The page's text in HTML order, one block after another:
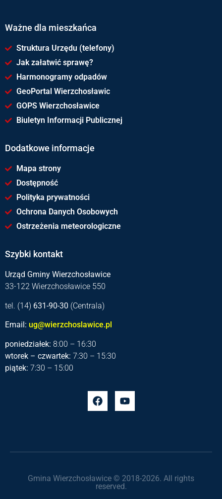
Ważne dla mieszkańca
Struktura Urzędu (telefony)
Jak załatwić sprawę?
Harmonogramy odpadów
GeoPortal Wierzchosławic
GOPS Wierzchosławice
Biuletyn Informacji Publicznej
Dodatkowe informacje
Mapa strony
Dostępność
Polityka prywatności
Ochrona Danych Osobowych
Ostrzeżenia meteorologiczne
Szybki kontakt
Urząd Gminy Wierzchosławice
33-122 Wierzchosławice 550
tel. (14) 631-90-30 (Centrala)
Email: ug@wierzchoslawice.pl
poniedziałek: 8:00 – 16:30
wtorek – czwartek: 7:30 – 15:30
piątek: 7:30 – 15:00
Gmina Wierzchosławice © 2018-2026. All rights
reserved.